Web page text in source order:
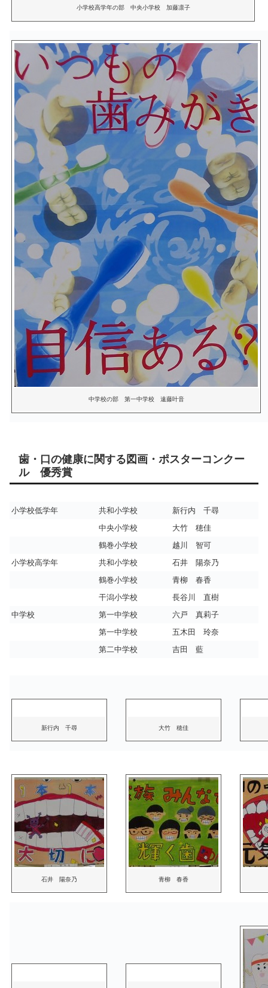
小学校高学年の部 中央小学校 加藤凛子
中学校の部 第一中学校 遠藤叶音
歯・口の健康に関する図画・ポスターコンクー
ル 優秀賞
小学校低学年 共和小学校
新行内 千尋
中央小学校
大竹 穂佳
鶴巻小学校
越川 智可
小学校高学年
共和小学校
石井 陽奈乃
鶴巻小学校
青柳 春香
干潟小学校
長谷川 直樹
中学校
第一中学校
六戸 真莉子
第一中学校
五木田 玲奈
第二中学校
吉田 藍
新行内 千尋 大竹 穂佳
石井 陽奈乃 青柳 春香